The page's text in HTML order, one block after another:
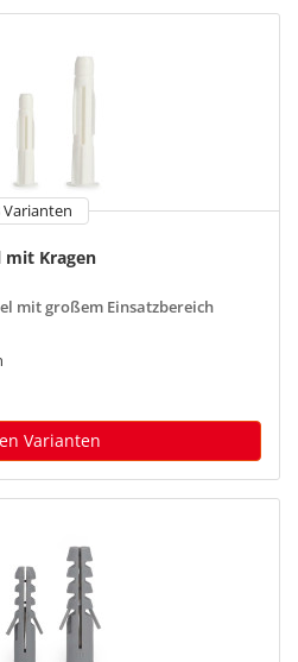
Varianten
mit Kragen
mit großem Einsatzbereich
Varianten